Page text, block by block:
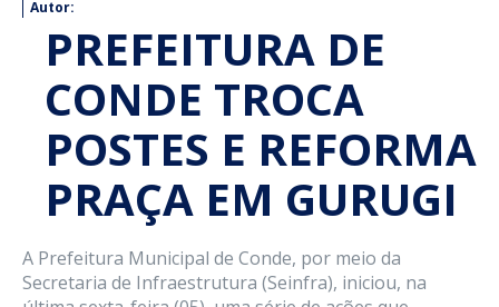
Autor:
PREFEITURA DE
CONDE TROCA
POSTES E REFORMA
PRAÇA EM GURUGI
A Prefeitura Municipal de Conde, por meio da
Secretaria de Infraestrutura (Seinfra), iniciou, na